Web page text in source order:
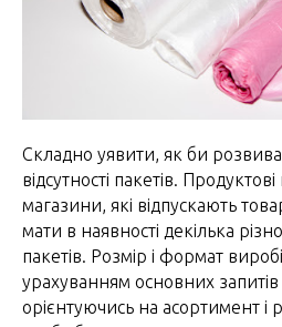
Складно уявити, як би
відсутності пакетів.
магазини, які відпускають
мати в наявності декілька
пакетів. Розмір і формат
урахуванням основних
орієнтуючись на асортимент і